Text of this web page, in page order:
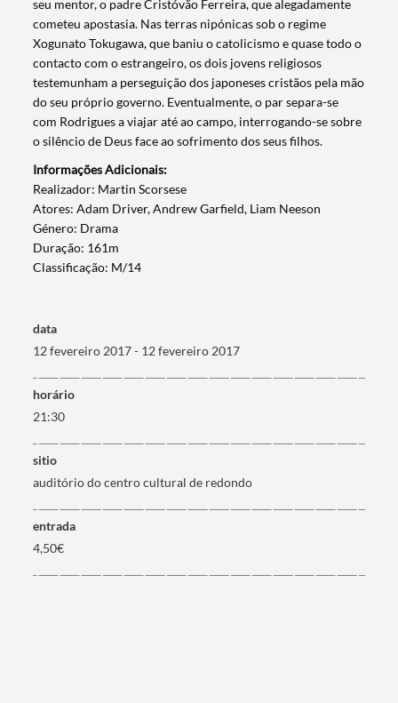
Termo de Pesquisa
seu mentor, o padre Cristóvão Ferreira, que alegadamente
cometeu apostasia. Nas terras nipónicas sob o regime
Xogunato Tokugawa, que baniu o catolicismo e quase todo o
contacto com o estrangeiro, os dois jovens religiosos
testemunham a perseguição dos japoneses cristãos pela mão
do seu próprio governo. Eventualmente, o par separa-se
com Rodrigues a viajar até ao campo, interrogando-se sobre
o silêncio de Deus face ao sofrimento dos seus filhos.
Informações Adicionais:
​Realizador: Martin Scorsese
Atores: Adam Driver, Andrew Garfield, Liam Neeson
Género: Drama
Duração: 161m
Classificação: M/14
data
12 fevereiro 2017 - 12 fevereiro 2017
horário
21:30
sitio
auditório do centro cultural de redondo
entrada
4,50€